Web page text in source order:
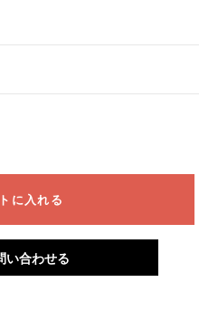
に入れる
い合わせる